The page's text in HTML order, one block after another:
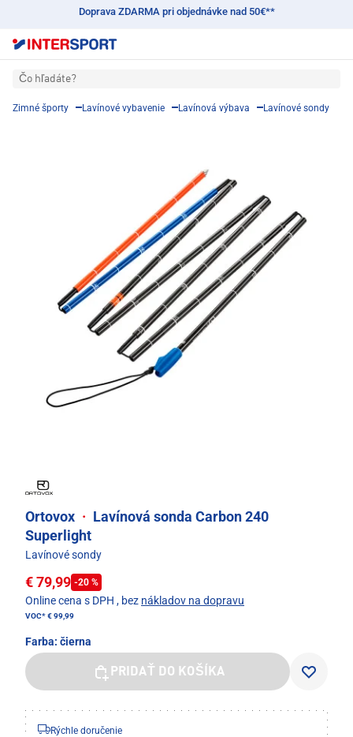
Doprava ZDARMA pri objednávke nad 50€**
Čo hľadáte?
Zimné športy Lavínové vybavenie Lavínová výbava Lavínové sondy
Ortovox · Lavínová sonda Carbon 240
Superlight
Lavínové sondy
€ 79,99 -20 %
Online cena s DPH , bez nákladov na dopravu
VOC*€ 99,99
Farba: čierna
PRIDAŤ DO KOŠÍKA
Rýchle doručenie